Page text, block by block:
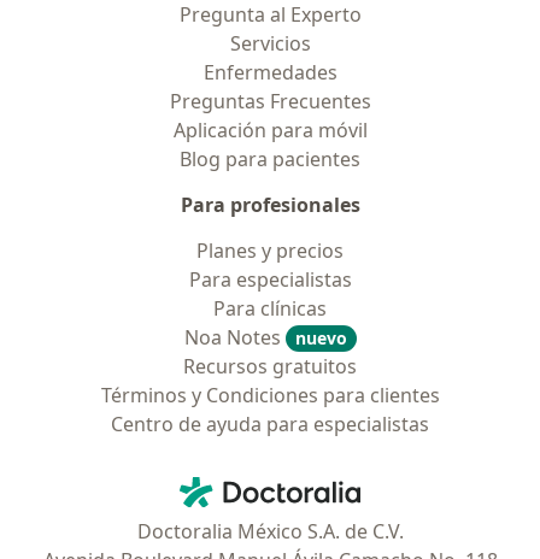
Pregunta al Experto
Servicios
Enfermedades
Preguntas Frecuentes
Aplicación para móvil
Blog para pacientes
Para profesionales
Planes y precios
Para especialistas
Para clínicas
Noa Notes
nuevo
Recursos gratuitos
Términos y Condiciones para clientes
Centro de ayuda para especialistas
Doctoralia - Página de inicio
Doctoralia México S.A. de C.V.